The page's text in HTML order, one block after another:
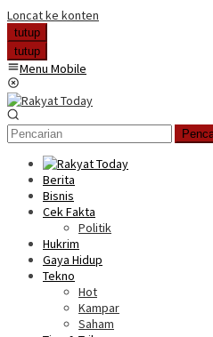
Loncat ke konten
tutup
tutup
Menu Mobile
Berita
Bisnis
Cek Fakta
Politik
Hukrim
Gaya Hidup
Tekno
Hot
Kampar
Saham